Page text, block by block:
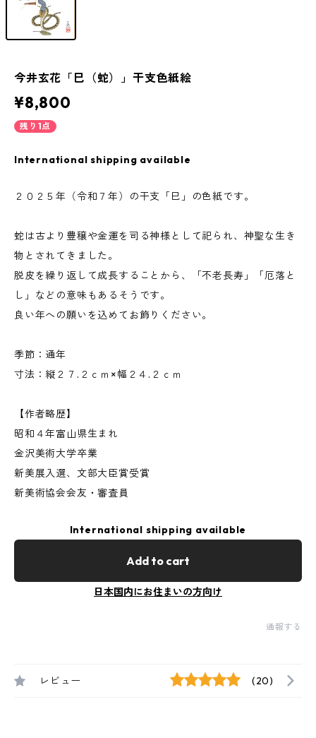
今井玄花「巳（蛇）」干支色紙絵
¥8,800
残り1点
International shipping available
２０２５年（令和７年）の干支「巳」の色紙です。
蛇は古より豊穣や金運を司る神様として祀られ、神聖な生き
物とされてきました。
脱皮を繰り返して成長することから、「不老長寿」「厄落と
し」などの意味もあるそうです。
良い年への願いを込めてお飾りください。
季節：通年
寸法：縦２７.２ｃｍ×幅２４.２ｃｍ
【作者略歴】
昭和４年富山県生まれ
金沢美術大学卒業
新美展入選、文部大臣賞受賞
新美術協会会友・審査員
International shipping available
Add to cart
日本国内にお住まいの方向け
通報する
レビュー (20)